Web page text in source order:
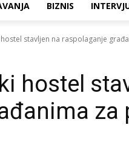
BIZNIS
stavljen na raspolaganje
hostel
za